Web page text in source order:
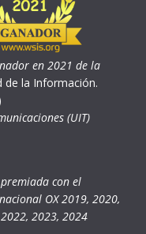
en 2021 de la
de la Información.
(UIT)
con el
OX 2019, 2020,
2023, 2024